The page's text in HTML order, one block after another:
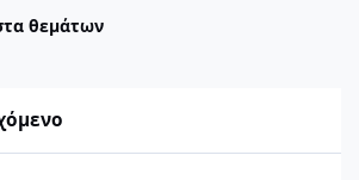
θεμάτων